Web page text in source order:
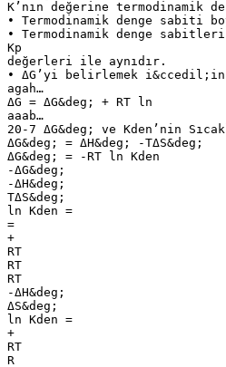
K’nın değerine
• Termodinamik denge sabiti
• Termodinamik denge
Kp
değerleri ile aynıdır.
• ΔG’yi belirlemek
agah…
ΔG = ΔG&deg; + RT ln
aaab…
20-7 ΔG&deg; ve Kden’nin
ΔG&deg; = ΔH&deg; -TΔS&deg;
ΔG&deg; = -RT ln Kden
-ΔG&deg;
-ΔH&deg;
TΔS&deg;
ln Kden =
=
+
RT
RT
RT
-ΔH&deg;
ΔS&deg;
ln Kden =
+
RT
R